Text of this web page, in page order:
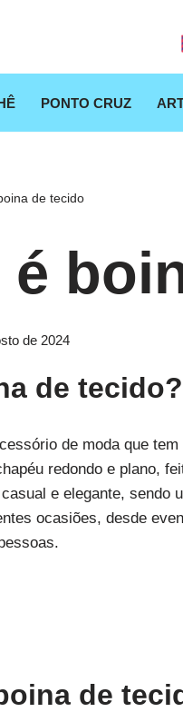
PONTO CRUZ
de tecido
é
de 2024
de tecido?
de moda que
redondo e plano,
e elegante, sendo
ocasiões, desde
de